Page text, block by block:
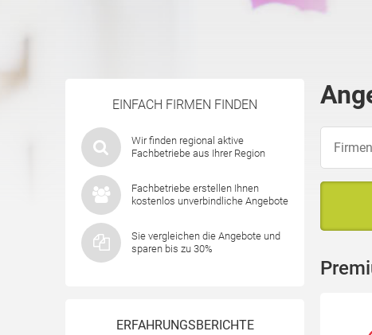
EINFACH FIRMEN FINDEN
Wir finden regional aktive
Fachbetriebe aus Ihrer Region
Fachbetriebe erstellen Ihnen
kostenlos unverbindliche Angebote
Sie vergleichen die Angebote und
sparen bis zu 30%
ERFAHRUNGSBERICHTE